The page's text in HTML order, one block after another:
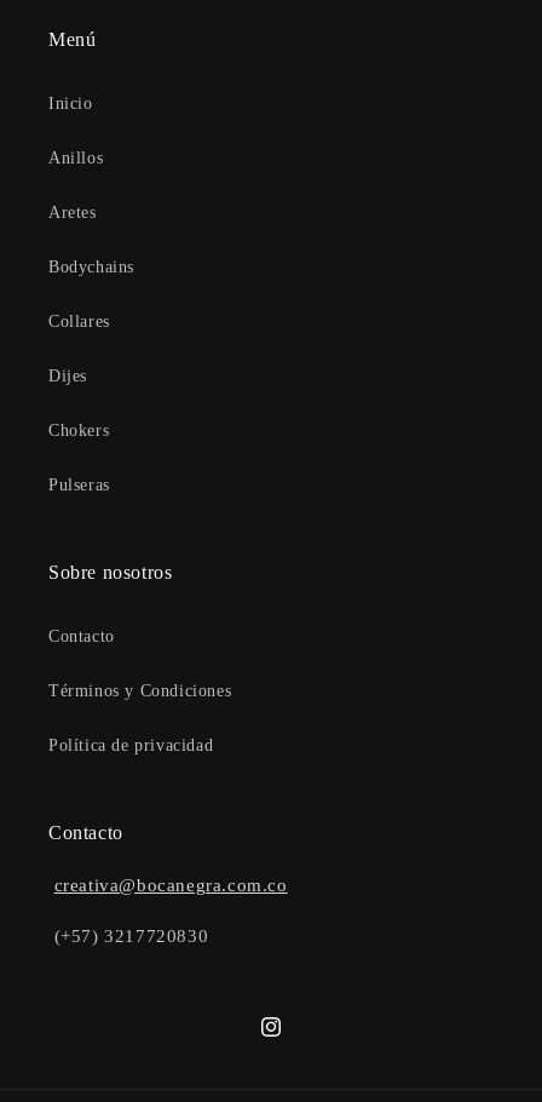
Menú
Inicio
Anillos
Aretes
Bodychains
Collares
Dijes
Chokers
Pulseras
Sobre nosotros
Contacto
Términos y Condiciones
Política de privacidad
Contacto
creativa@bocanegra.com.co
(+57) 3217720830
Instagram